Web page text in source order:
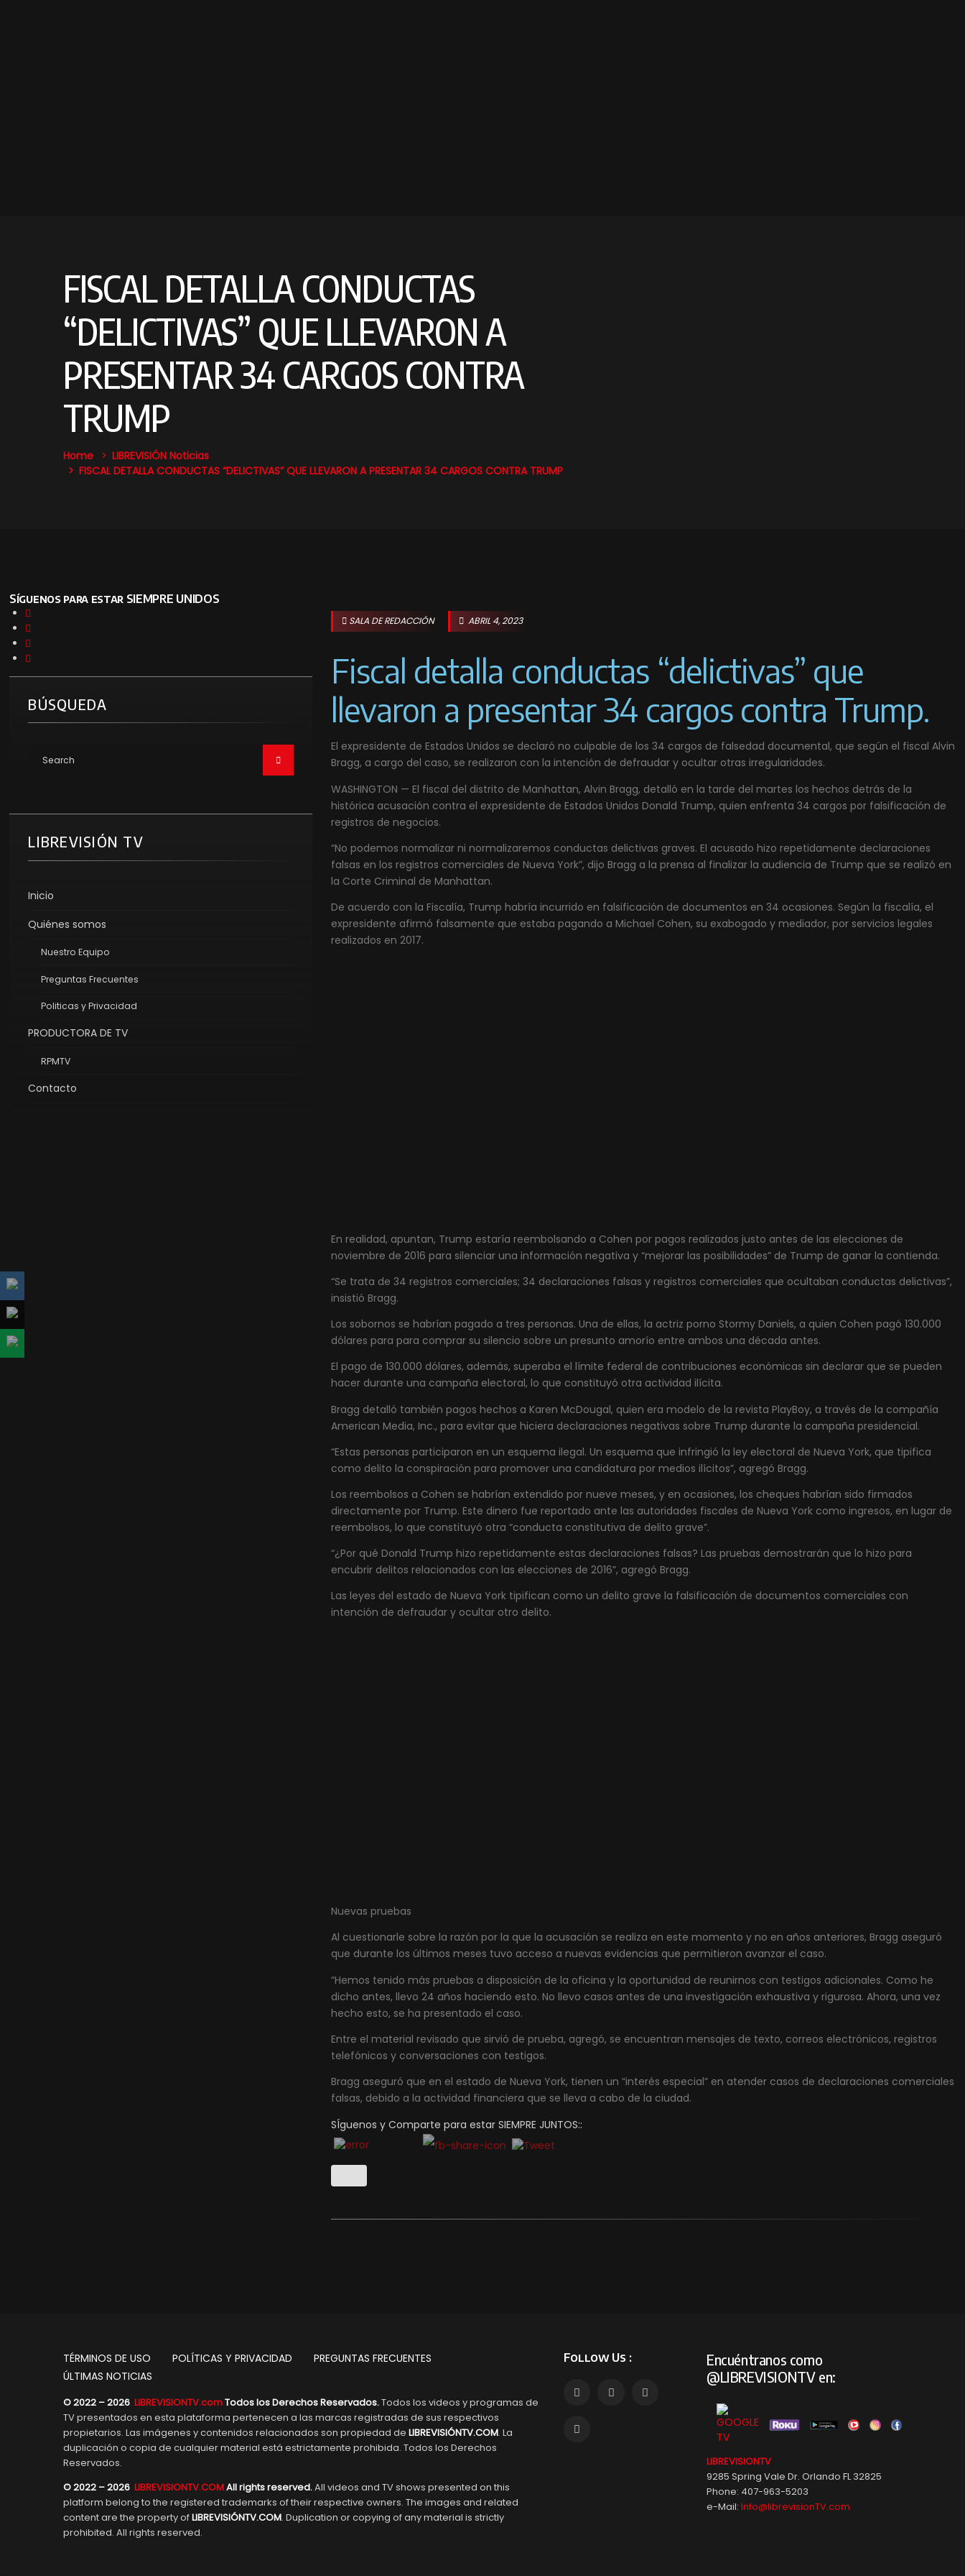
FISCAL DETALLA CONDUCTAS
“DELICTIVAS” QUE LLEVARON A
PRESENTAR 34 CARGOS CONTRA
TRUMP
Home
LIBREVISIÓN Noticias
FISCAL DETALLA CONDUCTAS “DELICTIVAS” QUE LLEVARON A PRESENTAR 34 CARGOS CONTRA TRUMP
SALA DE REDACCIÓN ABRIL 4, 2023
Fiscal detalla conductas “delictivas” que
llevaron a presentar 34 cargos contra Trump.
El expresidente de Estados Unidos se declaró no culpable de los 34 cargos de falsedad documental, que según el fiscal Alvin
Bragg, a cargo del caso, se realizaron con la intención de defraudar y ocultar otras irregularidades.
WASHINGTON — El fiscal del distrito de Manhattan, Alvin Bragg, detalló en la tarde del martes los hechos detrás de la
histórica acusación contra el expresidente de Estados Unidos Donald Trump, quien enfrenta 34 cargos por falsificación de
registros de negocios.
“No podemos normalizar ni normalizaremos conductas delictivas graves. El acusado hizo repetidamente declaraciones
falsas en los registros comerciales de Nueva York”, dijo Bragg a la prensa al finalizar la audiencia de Trump que se realizó en
la Corte Criminal de Manhattan.
De acuerdo con la Fiscalía, Trump habría incurrido en falsificación de documentos en 34 ocasiones. Según la fiscalía, el
expresidente afirmó falsamente que estaba pagando a Michael Cohen, su exabogado y mediador, por servicios legales
realizados en 2017.
En realidad, apuntan, Trump estaría reembolsando a Cohen por pagos realizados justo antes de las elecciones de
noviembre de 2016 para silenciar una información negativa y “mejorar las posibilidades” de Trump de ganar la contienda.
“Se trata de 34 registros comerciales; 34 declaraciones falsas y registros comerciales que ocultaban conductas delictivas”,
insistió Bragg.
Los sobornos se habrían pagado a tres personas. Una de ellas, la actriz porno Stormy Daniels, a quien Cohen pagó 130.000
dólares para para comprar su silencio sobre un presunto amorío entre ambos una década antes.
El pago de 130.000 dólares, además, superaba el límite federal de contribuciones económicas sin declarar que se pueden
hacer durante una campaña electoral, lo que constituyó otra actividad ilícita.
Bragg detalló también pagos hechos a Karen McDougal, quien era modelo de la revista PlayBoy, a través de la compañía
American Media, Inc., para evitar que hiciera declaraciones negativas sobre Trump durante la campaña presidencial.
“Estas personas participaron en un esquema ilegal. Un esquema que infringió la ley electoral de Nueva York, que tipifica
como delito la conspiración para promover una candidatura por medios ilícitos”, agregó Bragg.
Los reembolsos a Cohen se habrían extendido por nueve meses, y en ocasiones, los cheques habrían sido firmados
directamente por Trump. Este dinero fue reportado ante las autoridades fiscales de Nueva York como ingresos, en lugar de
reembolsos, lo que constituyó otra “conducta constitutiva de delito grave”.
“¿Por qué Donald Trump hizo repetidamente estas declaraciones falsas? Las pruebas demostrarán que lo hizo para
encubrir delitos relacionados con las elecciones de 2016”, agregó Bragg.
Las leyes del estado de Nueva York tipifican como un delito grave la falsificación de documentos comerciales con
intención de defraudar y ocultar otro delito.
Nuevas pruebas
Al cuestionarle sobre la razón por la que la acusación se realiza en este momento y no en años anteriores, Bragg aseguró
que durante los últimos meses tuvo acceso a nuevas evidencias que permitieron avanzar el caso.
“Hemos tenido más pruebas a disposición de la oficina y la oportunidad de reunirnos con testigos adicionales. Como he
dicho antes, llevo 24 años haciendo esto. No llevo casos antes de una investigación exhaustiva y rigurosa. Ahora, una vez
hecho esto, se ha presentado el caso.
Entre el material revisado que sirvió de prueba, agregó, se encuentran mensajes de texto, correos electrónicos, registros
telefónicos y conversaciones con testigos.
Bragg aseguró que en el estado de Nueva York, tienen un “interés especial” en atender casos de declaraciones comerciales
falsas, debido a la actividad financiera que se lleva a cabo de la ciudad.
SÍguenos y Comparte para estar SIEMPRE JUNTOS::
Síguenos para estar SIEMPRE UNIDOS
BÚSQUEDA
LIBREVISIÓN TV
Inicio
Quiénes somos
Nuestro Equipo
Preguntas Frecuentes
Politicas y Privacidad
PRODUCTORA DE TV
RPMTV
Contacto
TÉRMINOS DE USO POLÍTICAS Y PRIVACIDAD
PREGUNTAS FRECUENTES
ÚLTIMAS NOTICIAS
© 2022 – 2026 LIBREVISIONTV.comTodos los Derechos Reservados.Todos los videos y programas de
TV presentados en esta plataforma pertenecen a las marcas registradas de sus respectivos
propietarios. Las imágenes y contenidos relacionados son propiedad de LIBREVISIÓNTV.COM. La
duplicación o copia de cualquier material está estrictamente prohibida. Todos los Derechos
Reservados.
© 2022 – 2026 LIBREVISIONTV.COMAll rights reserved.All videos and TV shows presented on this
platform belong to the registered trademarks of their respective owners. The images and related
content are the property ofLIBREVISIÓNTV.COM. Duplication or copying of any material is strictly
prohibited. All rights reserved.
Follow Us :
Encuéntranos como
@LIBREVISIONTV en:
LIBREVISIONTV
9285 Spring Vale Dr. Orlando FL 32825
Phone: 407-963-5203
e-Mail: Info@librevisionTV.com